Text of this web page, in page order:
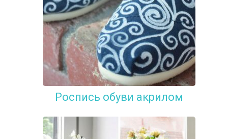
Роспись обуви акрилом